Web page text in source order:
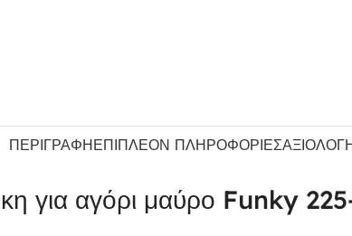
ΠΕΡΙΓΡΑΦΉΕΠΙΠΛΈΟΝ ΠΛΗΡΟΦΟΡΊΕΣ
για αγόρι μαύρο Funky